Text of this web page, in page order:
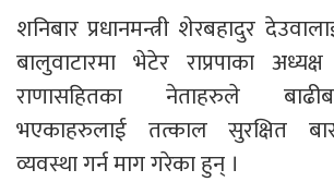
शनिबार प्रधानमन्त्री शेरबहादुर
बालुवाटारमा भेटेर राप्रपाका
राणासहितका नेताहरुले
भएकाहरुलाई तत्काल सुरक्षित
व्यवस्था गर्न माग गरेका हुन् ।